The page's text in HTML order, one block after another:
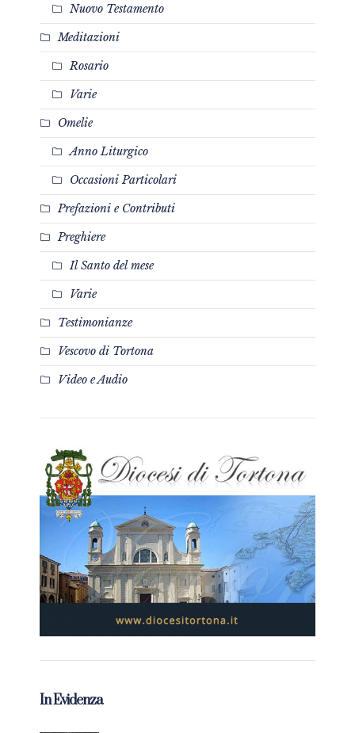
Nuovo Testamento
Meditazioni
Rosario
Varie
Omelie
Anno Liturgico
Occasioni Particolari
Prefazioni e Contributi
Preghiere
Il Santo del mese
Varie
Testimonianze
Vescovo di Tortona
Video e Audio
In Evidenza